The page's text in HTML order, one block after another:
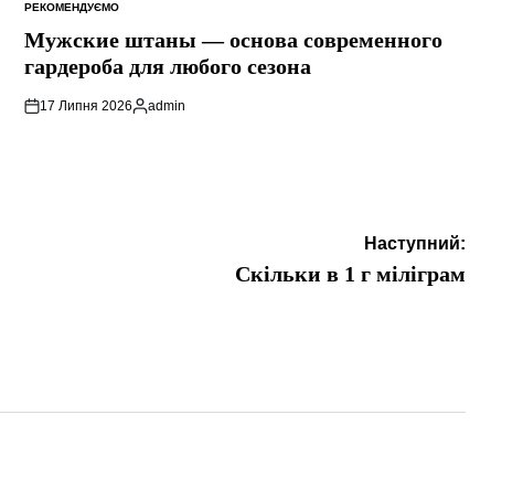
ОПУБЛІКУВАТИ
РЕКОМЕНДУЄМО
Мужские штаны — основа современного
гардероба для любого сезона
17 Липня 2026
Опубліковано
admin
Наступний:
Скільки в 1 г міліграм